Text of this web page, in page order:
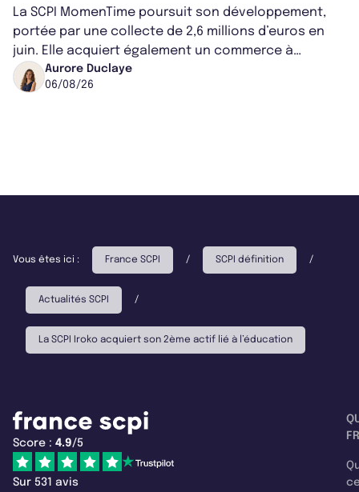
La SCPI MomenTime poursuit son développement,
portée par une collecte de 2,6 millions d’euros en
juin. Elle acquiert également un commerce à
Worcester, place une plateforme logisti...
Aurore Duclaye
06/08/26
Vous êtes ici : France SCPI / SCPI définition /
Actualités SCPI /
La SCPI Iroko acquiert son 2ème actif lié à l’éducation
Score : 4.9/5
Sur 531 avis